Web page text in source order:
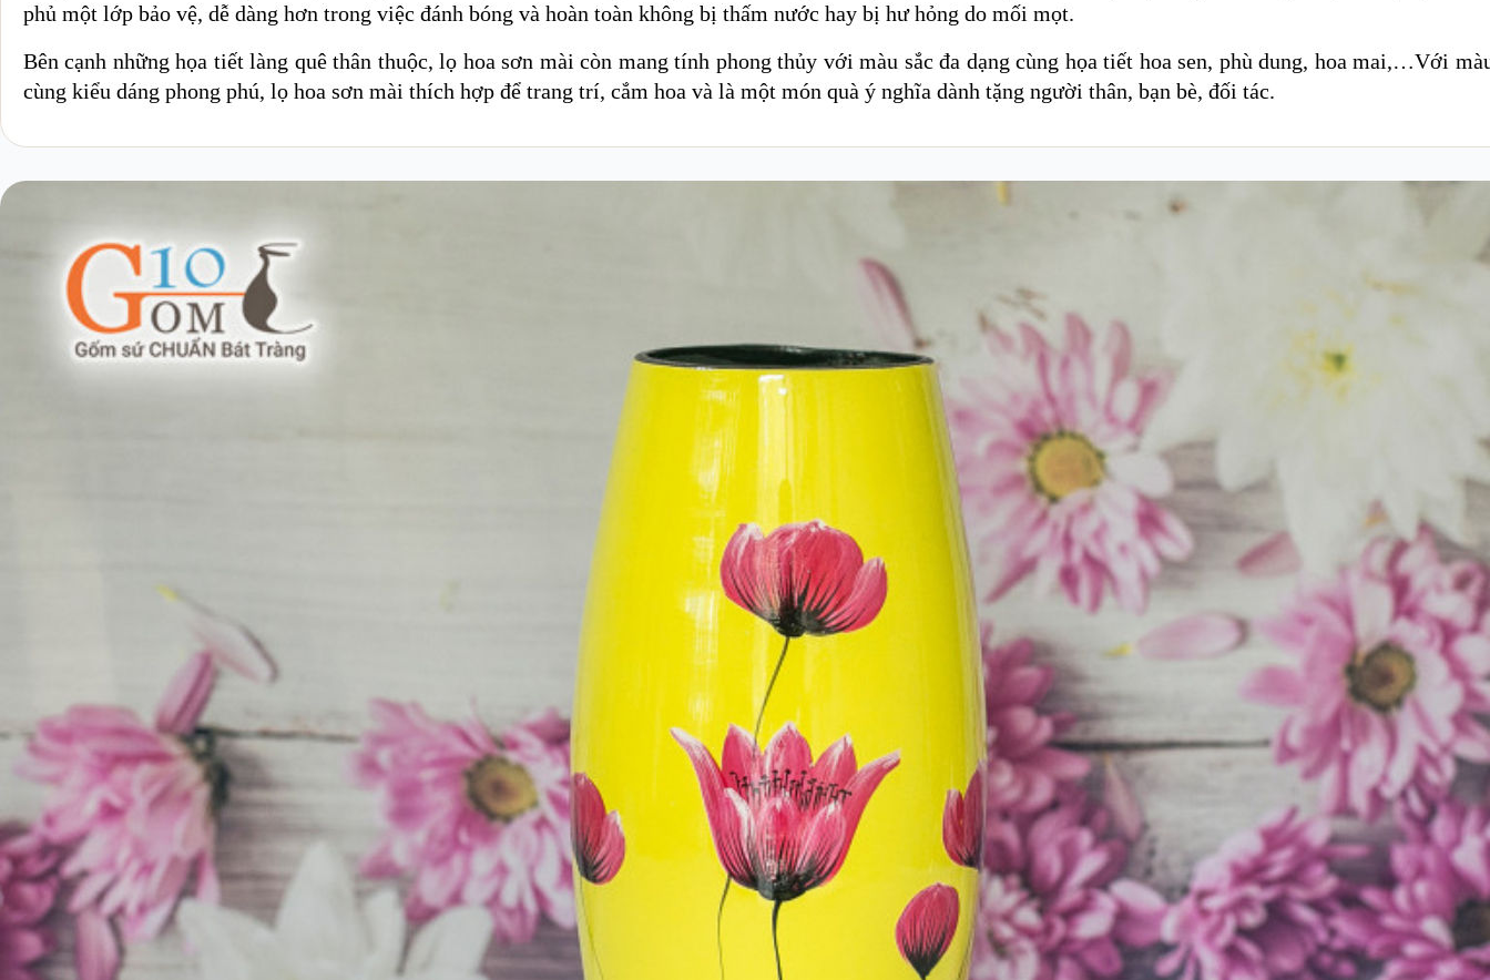
phủ một lớp bảo vệ, dễ dàng hơn trong việc đánh bóng và hoàn toàn không bị thấm nước hay bị hư hỏng do mối mọt.
Bên cạnh những họa tiết làng quê thân thuộc, lọ hoa sơn mài còn mang tính phong thủy với màu sắc đa dạng cùng họa tiết hoa sen, phù dung, hoa mai,…Với
cùng kiểu dáng phong phú, lọ hoa sơn mài thích hợp để trang trí, cắm hoa và là một món quà ý nghĩa dành tặng người thân, bạn bè, đối tác.